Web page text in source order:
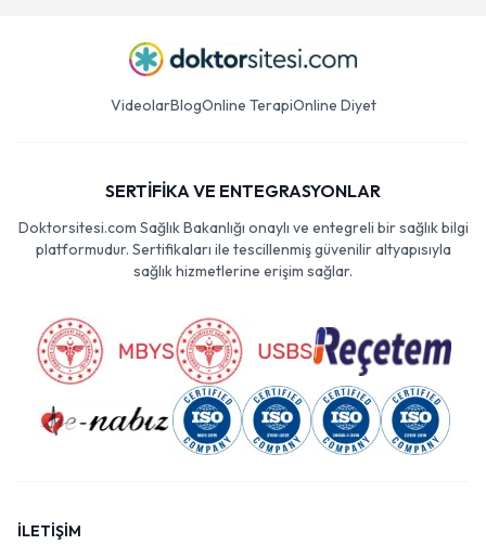
VideolarBlogOnline TerapiOnline Diyet
SERTİFİKA VE ENTEGRASYONLAR
Doktorsitesi.com Sağlık Bakanlığı onaylı ve entegreli bir sağlık bilgi
platformudur. Sertifikaları ile tescillenmiş güvenilir altyapısıyla
sağlık hizmetlerine erişim sağlar.
İLETİŞİM